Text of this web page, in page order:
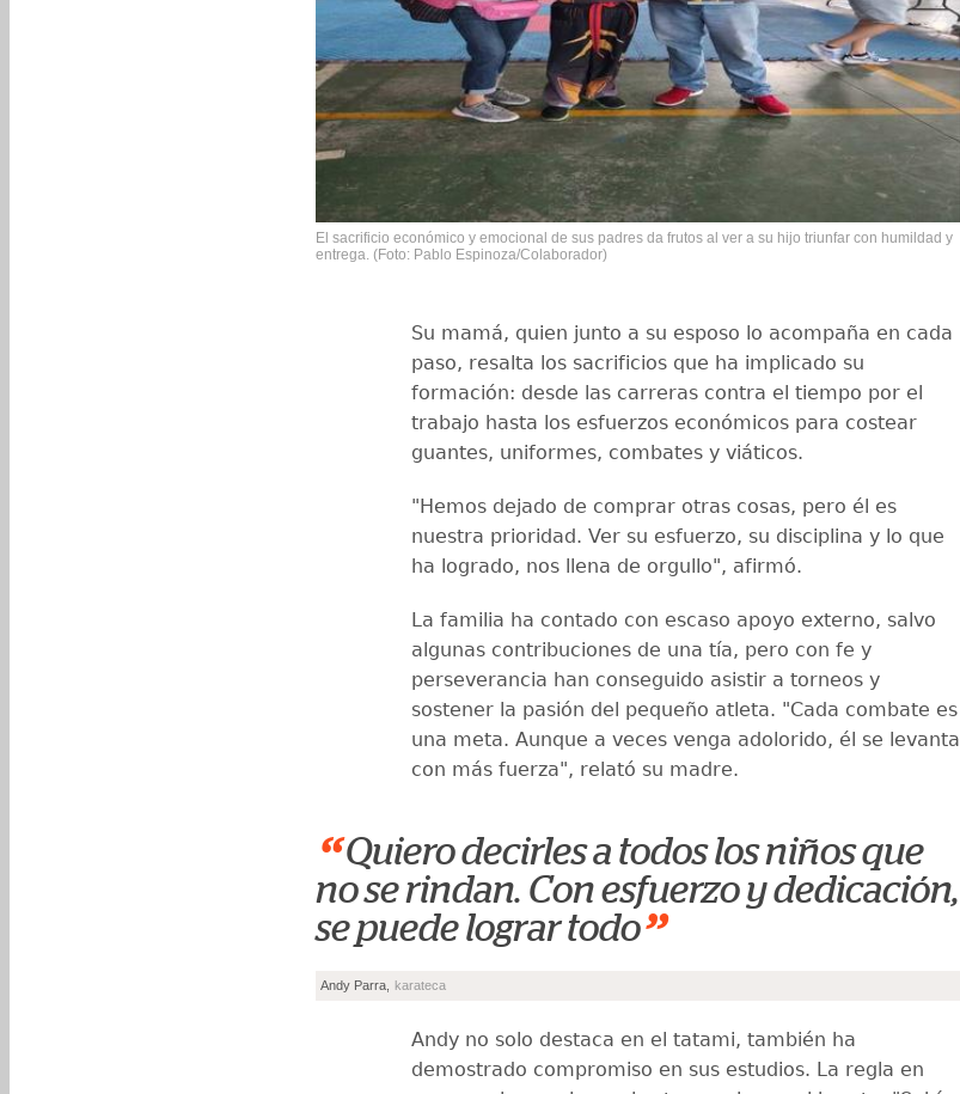
El sacrificio económico y emocional de sus padres da frutos al ver a su hijo triunfar con humildad y
entrega. (Foto: Pablo Espinoza/Colaborador)
Su mamá, quien junto a su esposo lo acompaña en cada
paso, resalta los sacrificios que ha implicado su
formación: desde las carreras contra el tiempo por el
trabajo hasta los esfuerzos económicos para costear
guantes, uniformes, combates y viáticos.
"Hemos dejado de comprar otras cosas, pero él es
nuestra prioridad. Ver su esfuerzo, su disciplina y lo que
ha logrado, nos llena de orgullo", afirmó.
La familia ha contado con escaso apoyo externo, salvo
algunas contribuciones de una tía, pero con fe y
perseverancia han conseguido asistir a torneos y
sostener la pasión del pequeño atleta. "Cada combate es
una meta. Aunque a veces venga adolorido, él se levanta
con más fuerza", relató su madre.
“ Quiero decirles a todos los niños que
no se rindan. Con esfuerzo y dedicación,
se puede lograr todo”
Andy Parra, karateca
Andy no solo destaca en el tatami, también ha
demostrado compromiso en sus estudios. La regla en